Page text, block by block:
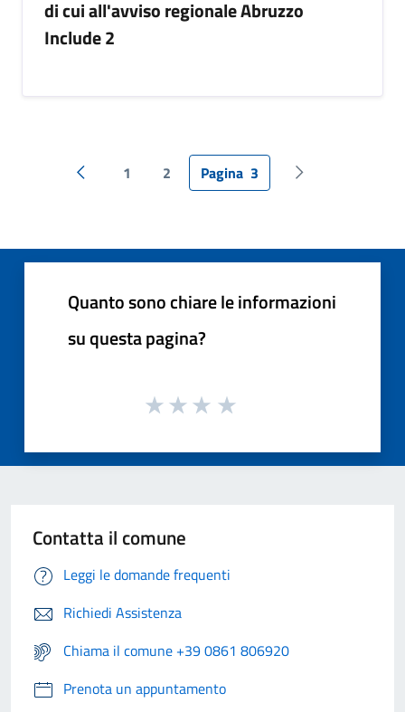
di cui all'avviso regionale Abruzzo
Include 2
Pagina precedente
1 2 Pagina 3 Pagina
Quanto sono chiare le informazioni
su questa pagina?
Contatta il comune
Leggi le domande frequenti
Richiedi Assistenza
Chiama il comune +39 0861 806920
Prenota un appuntamento